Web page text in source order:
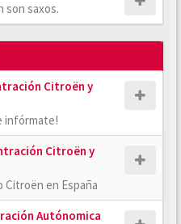
son saxos.
Citroën y
infórmate!
Citroën y
en España
Autónomica